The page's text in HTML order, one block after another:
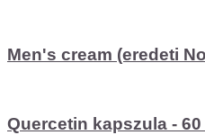
Men's cream (eredeti
Quercetin kapszula - 60